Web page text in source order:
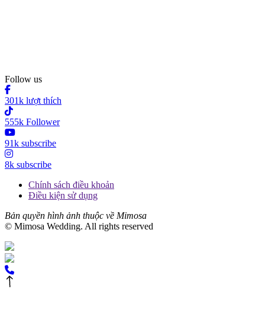
Follow us
301k lượt thích
555k Follower
91k subscribe
8k subscribe
Chính sách điều khoản
Điều kiện sử dụng
Bản quyền hình ảnh thuộc về Mimosa
© Mimosa Wedding. All rights reserved